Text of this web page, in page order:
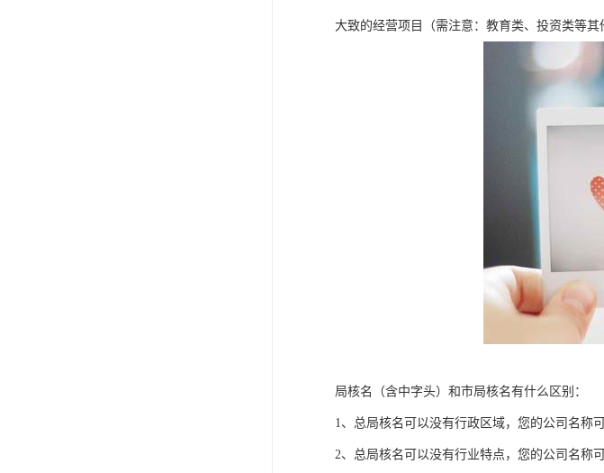
大致的经营项目（需注意：教育类、投资类等其
局核名（含中字头）和市局核名有什么区别：
1、总局核名可以没有行政区域，您的公司名称
2、总局核名可以没有行业特点，您的公司名称